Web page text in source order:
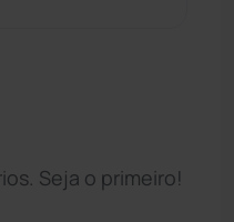
Seja o primeiro!